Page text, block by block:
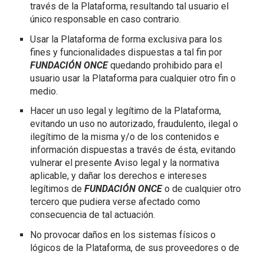
través de la Plataforma, resultando tal usuario el
único responsable en caso contrario.
Usar la Plataforma de forma exclusiva para los
fines y funcionalidades dispuestas a tal fin por
FUNDACIÓN ONCEquedando prohibido para el
usuario usar la Plataforma para cualquier otro fin o
medio.
Hacer un uso legal y legítimo de la Plataforma,
evitando un uso no autorizado, fraudulento, ilegal o
ilegítimo de la misma y/o de los contenidos e
información dispuestas a través de ésta, evitando
vulnerar el presente Aviso legal y la normativa
aplicable, y dañar los derechos e intereses
legítimos deFUNDACIÓN ONCEo de cualquier otro
tercero que pudiera verse afectado como
consecuencia de tal actuación.
No provocar daños en los sistemas físicos o
lógicos de la Plataforma, de sus proveedores o de